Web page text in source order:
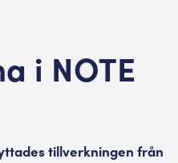
i NOTE
tillverkningen från